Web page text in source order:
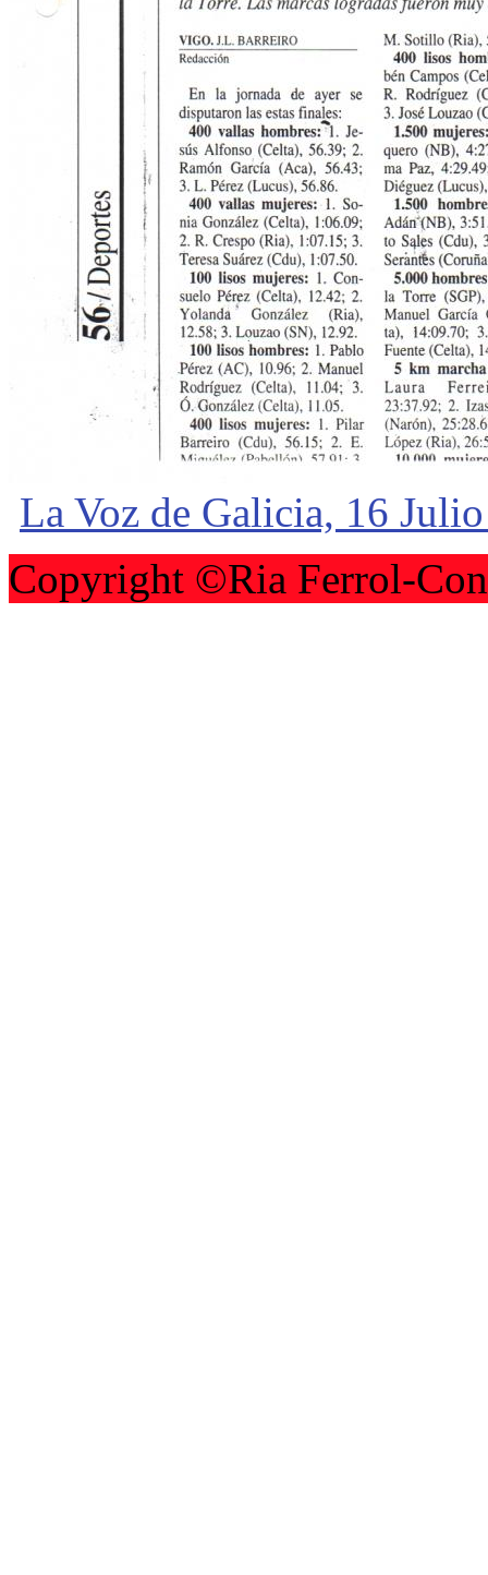
La Voz de Galicia, 16
Copyright ©Ria Ferrol-